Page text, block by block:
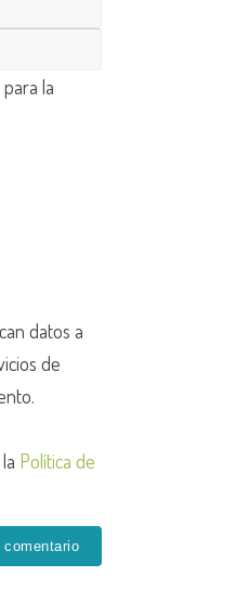
la
datos a
de
Política de